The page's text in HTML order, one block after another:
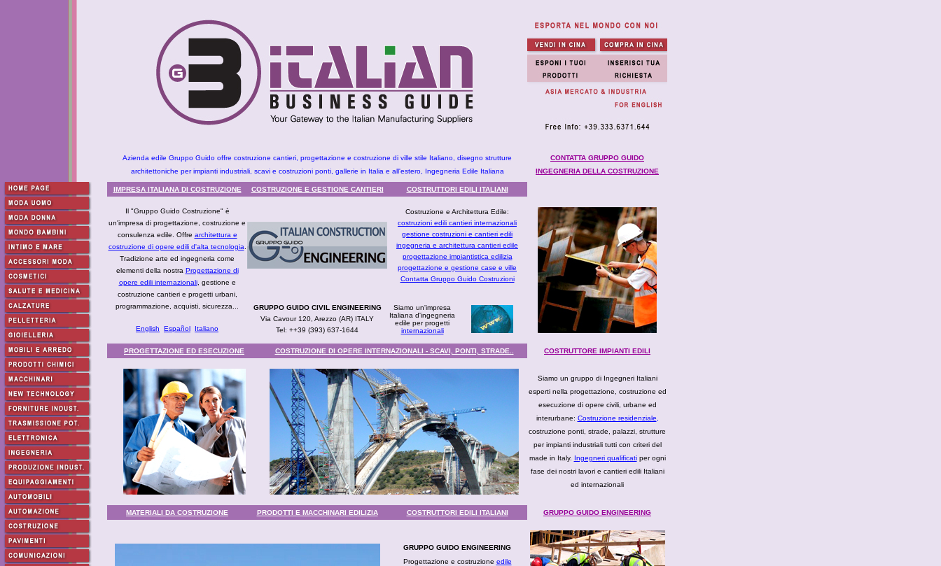
Azienda edile Gruppo Guido offre costruzione cantieri, progettazione e costruzione di ville stile Italiano, disegno strutture
architettoniche per impianti industriali, scavi e costruzioni ponti, gallerie in Italia e all'estero, Ingegneria Edile Italiana
CONTATTA GRUPPO GUIDO
INGEGNERIA DELLA COSTRUZIONE
IMPRESA ITALIANA DI COSTRUZIONE COSTRUZIONE E GESTIONE CANTIERI COSTRUTTORI EDILI ITALIANI
Il "Gruppo Guido Costruzione" è
un'impresa di progettazione, costruzione e
consulenza edile. Offre architettura e
costruzione di opere edili d'alta tecnologia
Tradizione arte ed ingegneria come
elementi della nostra Progettazione di
opere edili internazionali, gestione e
costruzione cantieri e progetti urbani,
programmazione, acquisti, sicurezza...
English Español Italiano
Costruzione e Architettura Edile:
costruzioni edili cantieri internazionali
gestione costruzioni e cantieri edili
ingegneria e architettura cantieri edile
progettazione impiantistica edilizia
progettazione e gestione case e ville
Contatta Gruppo Guido Costruzioni
GRUPPO GUIDO CIVIL ENGINEERING
Via Cavour 120, Arezzo (AR) ITALY
Tel: ++39 (393) 637-1644
Siamo un'impresa
Italiana d'ingegneria
edile per progetti
internazionali
PROGETTAZIONE ED ESECUZIONE COSTRUZIONE DI OPERE INTERNAZIONALI - SCAVI, PONTI, STRADE.. COSTRUTTORE IMPIANTI EDILI
Siamo un gruppo di Ingegneri Italiani
esperti nella progettazione, costruzione ed
esecuzione di opere civili, urbane ed
interurbane: Costruzione residenziale
costruzione ponti, strade, palazzi, strutture
per impianti industriali tutti con criteri del
made in Italy. Ingegneri qualificati per ogni
fase dei nostri lavori e cantieri edili Italiani
ed internazionali
MATERIALI DA COSTRUZIONE PRODOTTI E MACCHINARI EDILIZIA COSTRUTTORI EDILI ITALIANI GRUPPO GUIDO ENGINEERING
GRUPPO GUIDO ENGINEERING
Progettazione e costruzione edile